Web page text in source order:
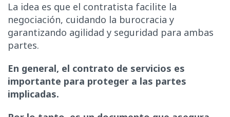
La idea es que el contratista facilite la
negociación, cuidando la burocracia y
garantizando agilidad y seguridad para ambas
partes.
En general, el contrato de servicios es
importante para proteger a las partes
implicadas.